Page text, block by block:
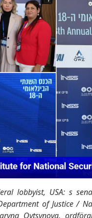
lobbyist, USA: s
of Justice /
Ovtsynova,